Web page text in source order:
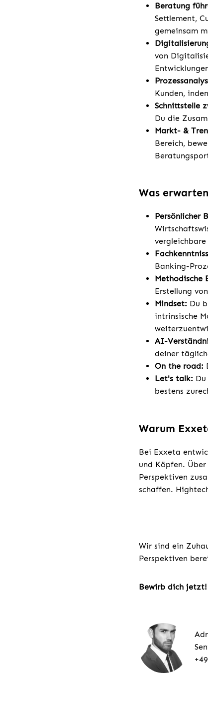
Beratung
Settlement,
gemeinsam
von
Kunden,
Schnittstelle
Du die
Markt- &
Bereich,
Was
Persönlicher
Banking-
Methodische
Erstellung
Mindset: Du
intrinsische
AI-
deiner
On the road:
Let's talk:
bestens
Warum
Bei Exxeta
und Köpfen.
Perspektiven
schaffen.
Wir sind ein
Perspektiven
Bewirb dich jetzt!